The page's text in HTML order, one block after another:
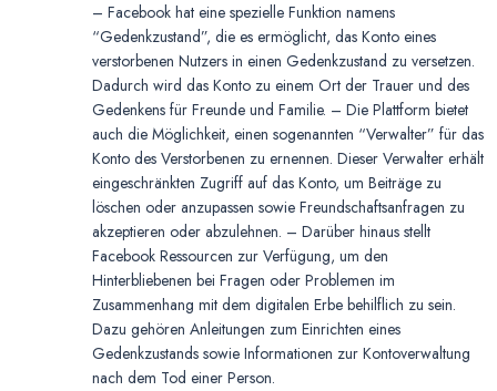
– Facebook hat eine spezielle Funktion namens
“Gedenkzustand”, die es ermöglicht, das Konto eines
verstorbenen Nutzers in einen Gedenkzustand zu versetzen.
Dadurch wird das Konto zu einem Ort der Trauer und des
Gedenkens für Freunde und Familie. – Die Plattform bietet
auch die Möglichkeit, einen sogenannten “Verwalter” für das
Konto des Verstorbenen zu ernennen. Dieser Verwalter erhält
eingeschränkten Zugriff auf das Konto, um Beiträge zu
löschen oder anzupassen sowie Freundschaftsanfragen zu
akzeptieren oder abzulehnen. – Darüber hinaus stellt
Facebook Ressourcen zur Verfügung, um den
Hinterbliebenen bei Fragen oder Problemen im
Zusammenhang mit dem digitalen Erbe behilflich zu sein.
Dazu gehören Anleitungen zum Einrichten eines
Gedenkzustands sowie Informationen zur Kontoverwaltung
nach dem Tod einer Person.